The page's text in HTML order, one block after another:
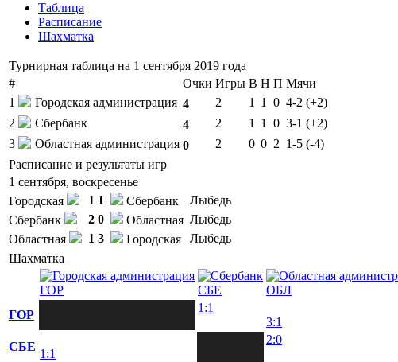
Таблица
Расписание
Шахматка
Турнирная таблица на 1 сентября 2019 года
#
Очки Игры В Н П Мячи
1
Городская администрация 4 2 1 1 0 4-2 (+2)
2
Сбербанк 4 2 1 1 0 3-1 (+2)
3
Областная администрация 0 2 0 0 2 1-5 (-4)
Расписание и результаты игр
1 сентября, воскресенье
Городская
1 1 Сбербанк
Лыбедь
Сбербанк
2 0 Областная Лыбедь
Областная
1 3 Городская
Лыбедь
Шахматка
ГОР СБЕ
ОБЛ
ГОР
1:1
3:1
СБЕ
1:1
2:0